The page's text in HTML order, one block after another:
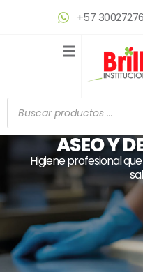
+57
de
productosASEO Y
Higiene profesional